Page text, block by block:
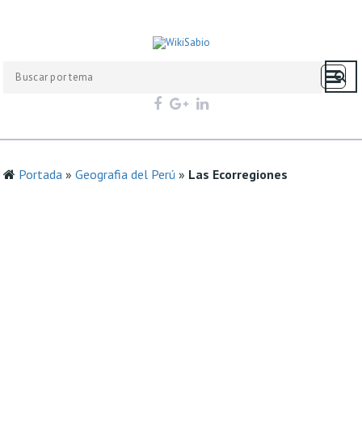
Portada »Geografia del Perú » Las Ecorregiones